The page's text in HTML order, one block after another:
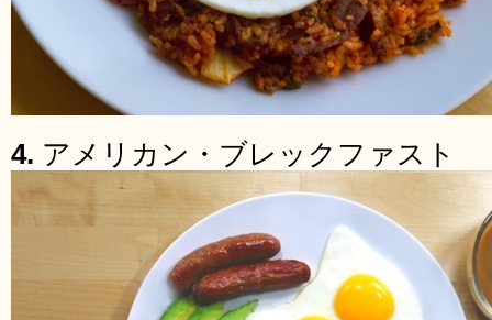
4. アメリカン・ブレックファスト